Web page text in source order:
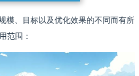
模、目标以及优化效果的不同而有所
范围：